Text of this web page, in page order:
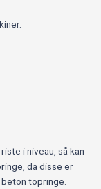
i niveau, så kan
da disse er
topringe.